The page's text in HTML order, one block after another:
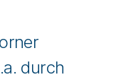
durch